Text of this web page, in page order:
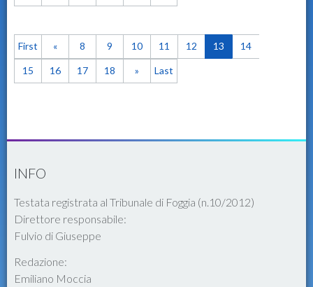
First « 8 9 10 11 12 13 14
15 16 17 18 » Last
INFO
Testata registrata al Tribunale di Foggia (n.10/2012)
Direttore responsabile:
Fulvio di Giuseppe
Redazione:
Emiliano Moccia